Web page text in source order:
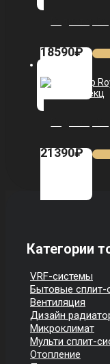
18590₽
21390₽
Категории
VRF-системы
Бытовые сплит-
Вентиляция
Дизайн
Микроклимат
Мульти сплит-
Отопление